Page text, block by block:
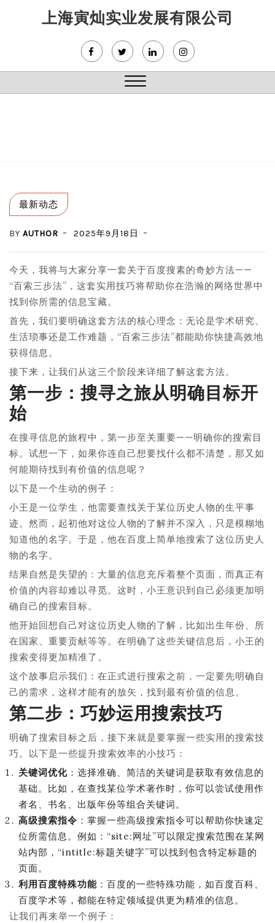
上海寅灿实业发展有限公司
Close
最新动态
BY AUTHOR 2025年9月18日
今天，我将与大家分享一套关于百度搜素的奇妙方法——
“百索三步法”，这套实用技巧将帮助你在浩瀚的网络世界中
找到你所需的信息宝藏。
首先，我们要明确这套方法的核心理念：无论是学术研究、
生活琐事还是工作难题，“百索三步法”都能助你快捷高效地
获得信息。
接下来，让我们从这三个阶段来详细了解这套方法。
第一步：搜寻之旅从明确目标开
始
在搜寻信息的旅程中，第一步至关重要——明确你的搜索目
标。试想一下，如果你连自己想要找什么都不清楚，那又如
何能期待找到有价值的信息呢？
以下是一个生动的例子：
小王是一位学生，他需要查找关于某位历史人物的生平事
迹。然而，起初他对这位人物的了解并不深入，只是模糊地
知道他的名字。于是，他在百度上简单地搜索了这位历史人
物的名字。
结果自然是失望的：大量的信息充斥着整个页面，而真正有
价值的内容却难以寻觅。这时，小王意识到自己必须更加明
确自己的搜索目标。
他开始回想自己对这位历史人物的了解，比如出生年份、所
在国家、重要贡献等等。在明确了这些关键信息后，小王的
搜索变得更加精准了。
这个故事启示我们：在正式进行搜索之前，一定要先明确自
己的需求，这样才能有的放矢，找到最有价值的信息。
第二步：巧妙运用搜索技巧
明确了搜索目标之后，接下来就是要掌握一些实用的搜索技
巧。以下是一些提升搜索效率的小技巧：
关键词优化 ：选择准确、简洁的关键词是获取有效信息的
基础。比如，在查找某位学术著作时，你可以尝试使用作
者名、书名、出版年份等组合关键词。
高级搜索指令 ：掌握一些高级搜索指令可以帮助你快速定
位所需信息。例如：“site:网址”可以限定搜索范围在某网
站内部，“intitle:标题关键字”可以找到包含特定标题的
页面。
利用百度特殊功能 ：百度的一些特殊功能，如百度百科、
百度学术等，都能在特定领域提供更为精准的信息。
让我们再来举一个例子：